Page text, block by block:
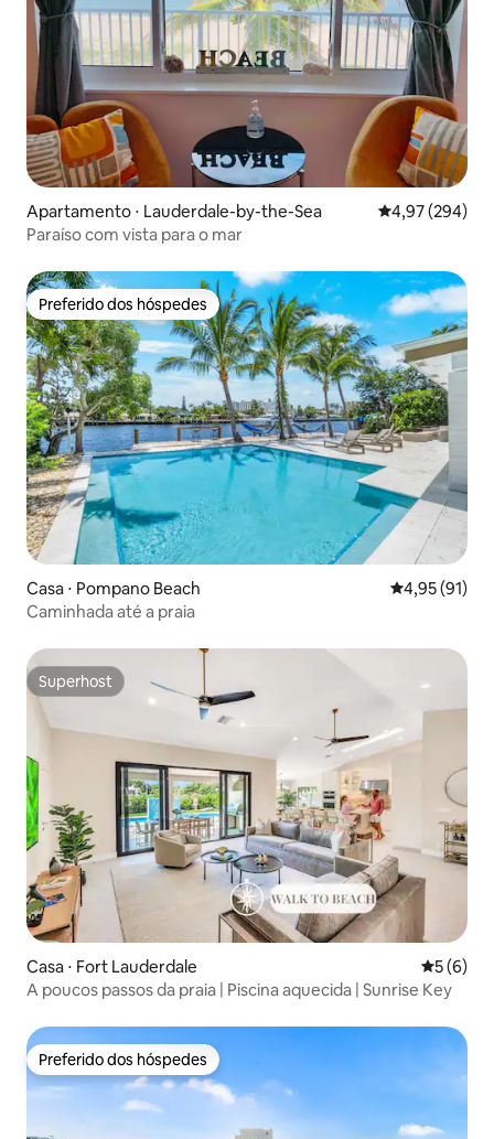
Apartamento ⋅ Lauderdale-by-the-Sea 4,97 de uma
4,97 (294)
Paraíso com vista para o mar
Preferido dos hóspedes
Preferido dos hóspedes
Casa ⋅ Pompano Beach 4,95 de uma
4,95 (91)
Caminhada até a praia
Superhost
Superhost
Casa ⋅ Fort Lauderdale 5 de
5 (6)
A poucos passos da praia | Piscina aquecida | Sunrise Key
Preferido dos hóspedes
Preferido dos hóspedes